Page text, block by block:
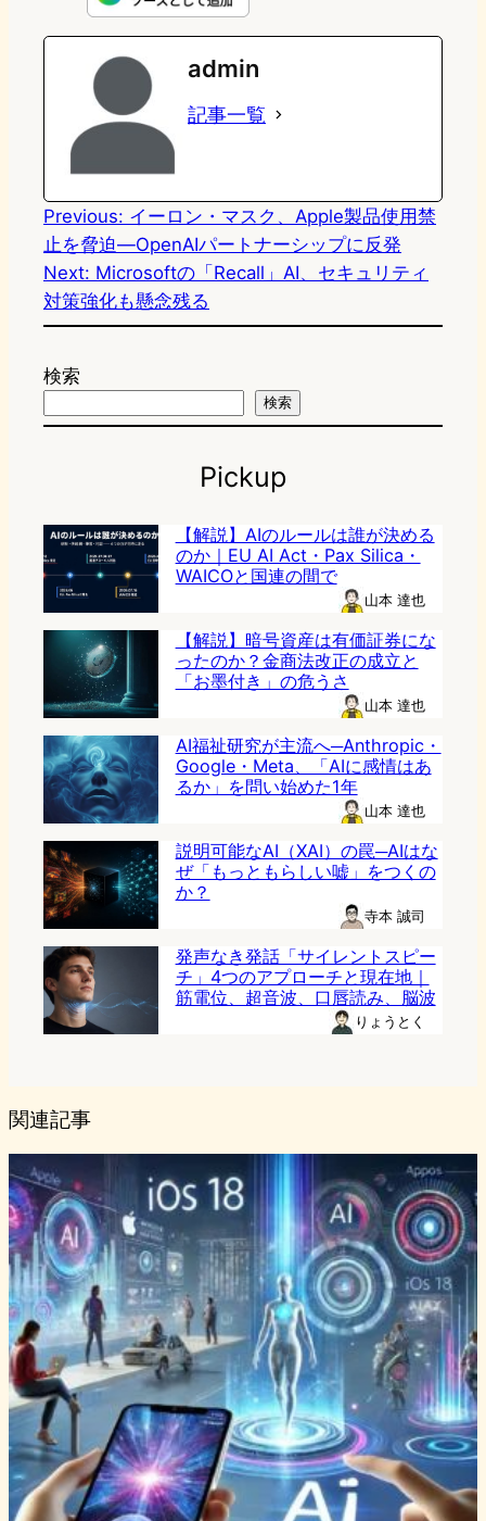
e
t
o
d
n
e
s
k
e
k
e
admin
記事一覧
Previous: イーロン・マスク、Apple製品使用禁
止を脅迫―OpenAIパートナーシップに反発
Next: Microsoftの「Recall」AI、セキュリティ
対策強化も懸念残る
検索
検索
Pickup
【解説】AIのルールは誰が決める
のか｜EU AI Act・Pax Silica・
WAICOと国連の間で
山本 達也
【解説】暗号資産は有価証券にな
ったのか？金商法改正の成立と
「お墨付き」の危うさ
山本 達也
AI福祉研究が主流へ─Anthropic・
Google・Meta、「AIに感情はあ
るか」を問い始めた1年
山本 達也
説明可能なAI（XAI）の罠─AIはな
ぜ「もっともらしい嘘」をつくの
か？
寺本 誠司
発声なき発話「サイレントスピー
チ」4つのアプローチと現在地｜
筋電位、超音波、口唇読み、脳波
りょうとく
関連記事